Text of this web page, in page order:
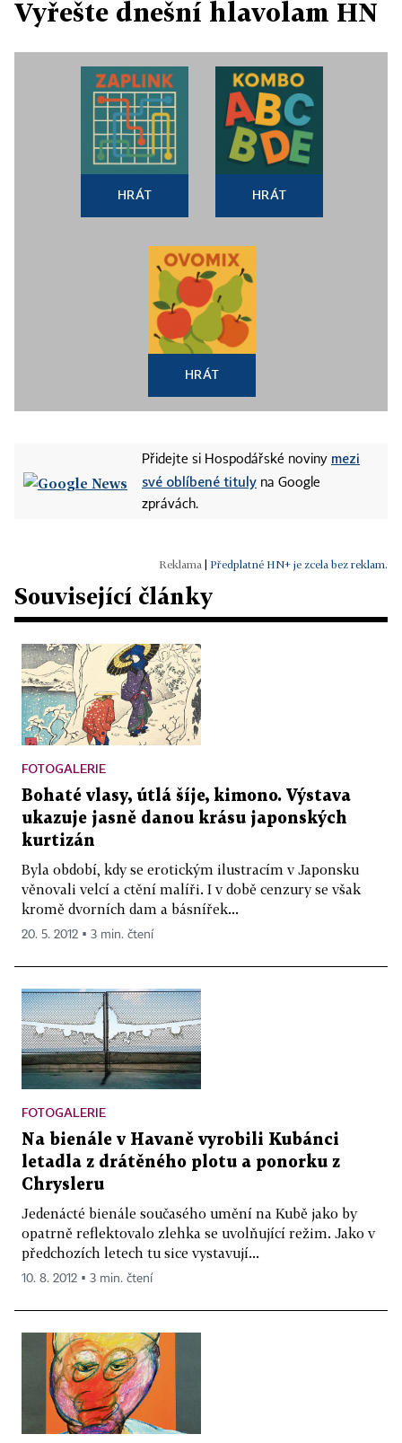
Vyřešte dnešní hlavolam HN
HRÁT HRÁT
HRÁT
Přidejte si Hospodářské noviny mezi
své oblíbené tituly na Google
zprávách.
Předplatné HN+ je zcela bez reklam.
Související články
FOTOGALERIE
Bohaté vlasy, útlá šíje, kimono. Výstava
ukazuje jasně danou krásu japonských
kurtizán
Byla období, kdy se erotickým ilustracím v Japonsku
věnovali velcí a ctění malíři. I v době cenzury se však
kromě dvorních dam a básnířek...
20. 5. 2012 ▪ 3 min. čtení
FOTOGALERIE
Na bienále v Havaně vyrobili Kubánci
letadla z drátěného plotu a ponorku z
Chrysleru
Jedenácté bienále současého umění na Kubě jako by
opatrně reflektovalo zlehka se uvolňující režim. Jako v
předchozích letech tu sice vystavují...
10. 8. 2012 ▪ 3 min. čtení